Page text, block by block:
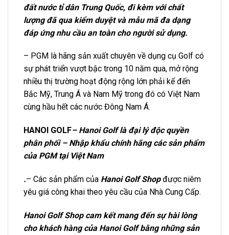
đất nước tỉ dân Trung Quốc, đi kèm với chất
lượng đã qua kiểm duyệt và mẫu mã đa dạng
đáp ứng nhu cầu an toàn cho người sử dụng.
– PGM là hãng sản xuất chuyên về dụng cụ Golf có
sự phát triển vượt bậc trong 10 năm qua, mở rộng
nhiều thị trường hoạt động rộng lớn phải kể đến
Bắc Mỹ, Trung Á và Nam Mỹ trong đó có Việt Nam
cùng hầu hết các nước Đông Nam Á.
HANOI GOLF– Hanoi Golf là đại lý độc quyền
phân phối – Nhập khẩu chính hãng các sản phẩm
của PGM tại Việt Nam
.– Các sản phẩm của Hanoi Golf Shopđược niêm
yêu giá công khai theo yêu cầu của Nhà Cung Cấp.
Hanoi Golf Shop cam kết mang đến sự hài lòng
cho khách hàng của Hanoi Golf bằng những sản